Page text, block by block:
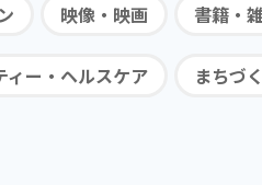
映像・映画 書籍・
ィー・ヘルスケア まちづ